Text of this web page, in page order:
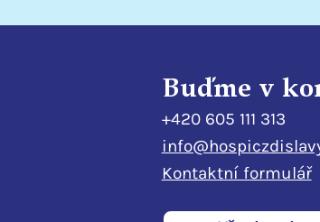
Buďme v
+420 605 111 313
Kontaktní formulář